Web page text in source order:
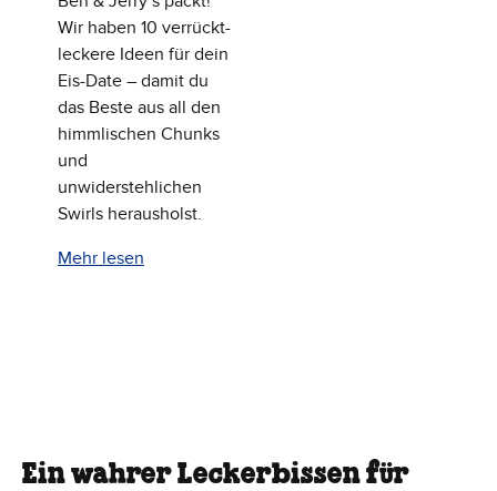
Wir haben 10 verrückt-
leckere Ideen für dein
Eis-Date – damit du
das Beste aus all den
himmlischen Chunks
und
unwiderstehlichen
Swirls herausholst.
Mehr lesen
Ein wahrer Leckerbissen für